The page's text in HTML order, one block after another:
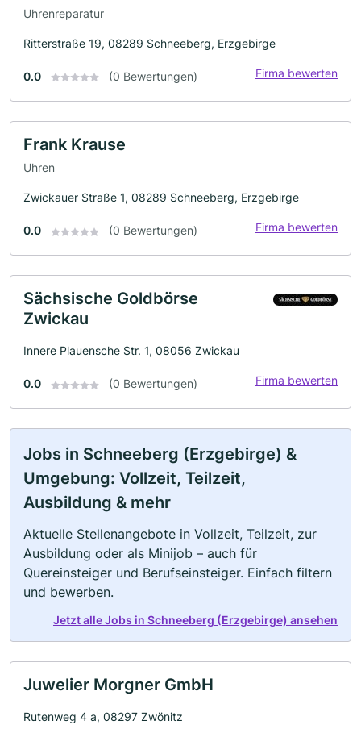
Uhrenreparatur
Ritterstraße 19, 08289 Schneeberg, Erzgebirge
0.0 (0 Bewertungen) Firma bewerten
Frank Krause
Uhren
Zwickauer Straße 1, 08289 Schneeberg, Erzgebirge
0.0 (0 Bewertungen) Firma bewerten
Sächsische Goldbörse
Zwickau
Innere Plauensche Str. 1, 08056 Zwickau
0.0 (0 Bewertungen) Firma bewerten
Jobs in Schneeberg (Erzgebirge) &
Umgebung: Vollzeit, Teilzeit,
Ausbildung & mehr
Aktuelle Stellenangebote in Vollzeit, Teilzeit, zur
Ausbildung oder als Minijob – auch für
Quereinsteiger und Berufseinsteiger. Einfach filtern
und bewerben.
Jetzt alle Jobs in Schneeberg (Erzgebirge) ansehen
Juwelier Morgner GmbH
Rutenweg 4 a, 08297 Zwönitz